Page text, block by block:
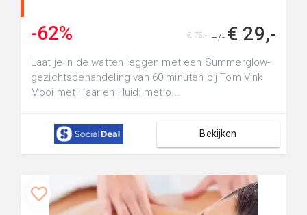
-62% +/- € 29,-
€ 75,-
Laat je in de watten leggen met een Summerglow-
gezichtsbehandeling van 60 minuten bij Tom Vink
Mooi met Haar en Huid: met o...
Bekijken